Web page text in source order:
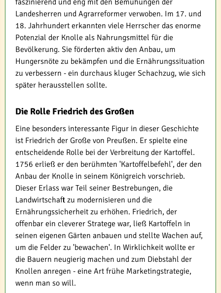
faszinierend und eng mit den Bemühungen der
Landesherren und Agrarreformer verwoben. Im 17. und
18. Jahrhundert erkannten viele Herrscher das enorme
Potenzial der Knolle als Nahrungsmittel für die
Bevölkerung. Sie förderten aktiv den Anbau, um
Hungersnöte zu bekämpfen und die Ernährungssituation
zu verbessern - ein durchaus kluger Schachzug, wie sich
später herausstellen sollte.
Die Rolle Friedrich des Großen
Eine besonders interessante Figur in dieser Geschichte
ist Friedrich der Große von Preußen. Er spielte eine
entscheidende Rolle bei der Verbreitung der Kartoffel.
1756 erließ er den berühmten 'Kartoffelbefehl', der den
Anbau der Knolle in seinem Königreich vorschrieb.
Dieser Erlass war Teil seiner Bestrebungen, die
Landwirtschaft zu modernisieren und die
Ernährungssicherheit zu erhöhen. Friedrich, der
offenbar ein cleverer Stratege war, ließ Kartoffeln in
seinen eigenen Gärten anbauen und stellte Wachen auf,
um die Felder zu 'bewachen'. In Wirklichkeit wollte er
die Bauern neugierig machen und zum Diebstahl der
Knollen anregen - eine Art frühe Marketingstrategie,
wenn man so will.